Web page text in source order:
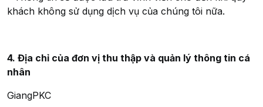
khách không sử dụng dịch vụ của chúng tôi nữa.
4. Địa chỉ của đơn vị thu thập và quản lý thông tin cá
nhân
GiangPKC